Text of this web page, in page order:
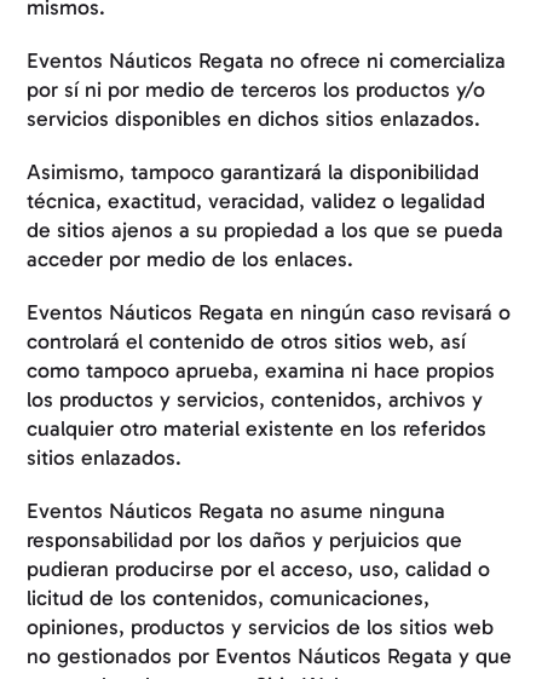
mismos.
Eventos Náuticos Regata no ofrece ni comercializa
por sí ni por medio de terceros los productos y/o
servicios disponibles en dichos sitios enlazados.
Asimismo, tampoco garantizará la disponibilidad
técnica, exactitud, veracidad, validez o legalidad
de sitios ajenos a su propiedad a los que se pueda
acceder por medio de los enlaces.
Eventos Náuticos Regata en ningún caso revisará o
controlará el contenido de otros sitios web, así
como tampoco aprueba, examina ni hace propios
los productos y servicios, contenidos, archivos y
cualquier otro material existente en los referidos
sitios enlazados.
Eventos Náuticos Regata no asume ninguna
responsabilidad por los daños y perjuicios que
pudieran producirse por el acceso, uso, calidad o
licitud de los contenidos, comunicaciones,
opiniones, productos y servicios de los sitios web
no gestionados por Eventos Náuticos Regata y que